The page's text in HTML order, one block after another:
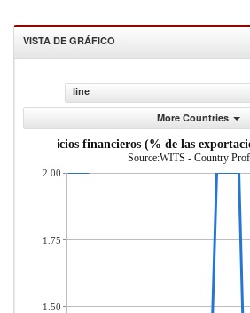
VISTA DE GRÁFICO
line
More Countries
y servicios financieros (% de las
Source:WITS - Country
2.00
1.75
1.50